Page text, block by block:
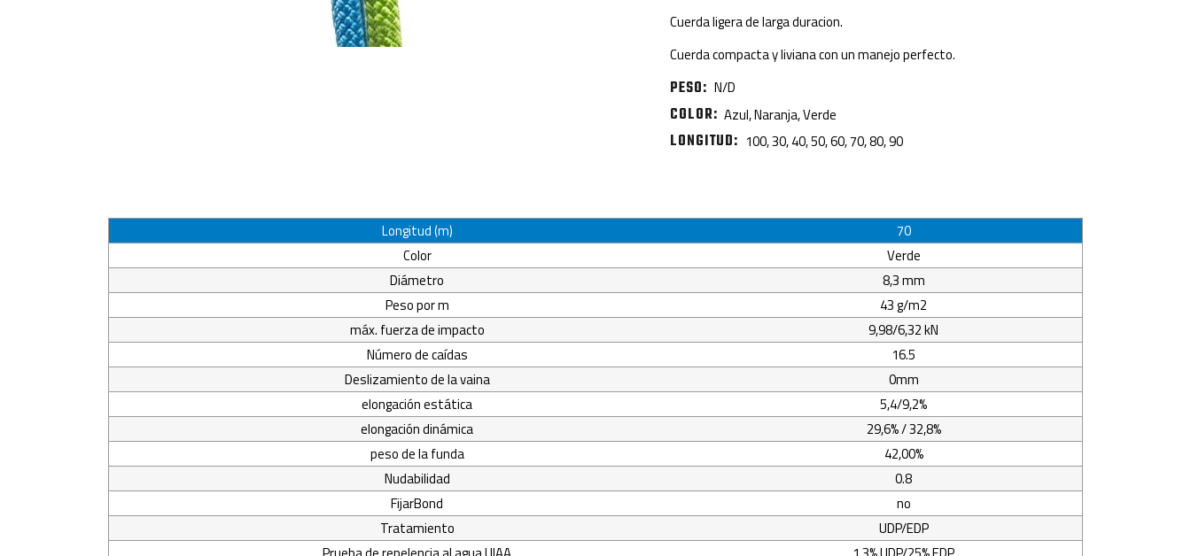
Cuerda ligera de larga duracion.
Cuerda compacta y liviana con un manejo perfecto.
PESO N/D
COLOR Azul, Naranja, Verde
LONGITUD 100, 30, 40, 50, 60, 70, 80, 90
Longitud (m)
70
Color
Verde
Diámetro
8,3 mm
Peso por m
43 g/m2
máx. fuerza de impacto
9,98/6,32 kN
Número de caídas
16.5
Deslizamiento de la vaina
0mm
elongación estática
5,4/9,2%
elongación dinámica
29,6% / 32,8%
peso de la funda
42,00%
Nudabilidad
0.8
FijarBond
no
Tratamiento
UDP/EDP